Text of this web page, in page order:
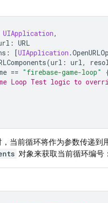
UIApplication,
: URL
: [UIApplication .
(url : url,
== "firebase-game-loop"
Loop Test logic to
当前循环将作为参数传递
对象来获取当前循环编号：